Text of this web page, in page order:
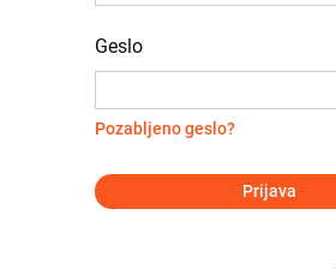
Geslo
Pozabljeno geslo?
Prijava